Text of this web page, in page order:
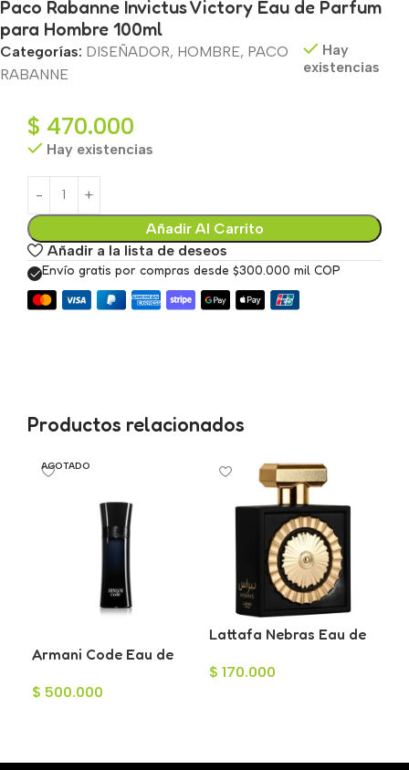
Paco Rabanne Invictus Victory Eau de Parfum
para Hombre 100ml
Categorías: DISEÑADOR, HOMBRE, PACO
RABANNE
Hay
existencias
$ 470.000
Hay existencias
Añadir Al Carrito
Añadir a la lista de deseos
Envío gratis por compras desde $300.000 mil COP
Productos relacionados
AGOTADO
Armani Code Eau de
125ml
$ 500.000
Lattafa Nebras Eau de
$ 170.000